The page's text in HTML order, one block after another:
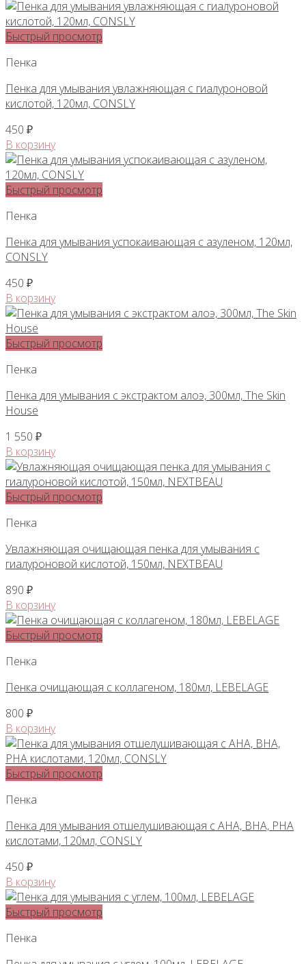
Быстрый просмотр
Пенка
Пенка для умывания увлажняющая с гиалуроновой
кислотой, 120мл, CONSLY
450 ₽
В корзину
Быстрый просмотр
Пенка
Пенка для умывания успокаивающая с азуленом, 120мл,
CONSLY
450 ₽
В корзину
Быстрый просмотр
Пенка
Пенка для умывания с экстрактом алоэ, 300мл, The Skin
House
1 550 ₽
В корзину
Быстрый просмотр
Пенка
Увлажняющая очищающая пенка для умывания с
гиалуроновой кислотой, 150мл, NEXTBEAU
890 ₽
В корзину
Быстрый просмотр
Пенка
Пенка очищающая с коллагеном, 180мл, LEBELAGE
800 ₽
В корзину
Быстрый просмотр
Пенка
Пенка для умывания отшелушивающая с AHA, BHA, PHA
кислотами, 120мл, CONSLY
450 ₽
В корзину
Быстрый просмотр
Пенка